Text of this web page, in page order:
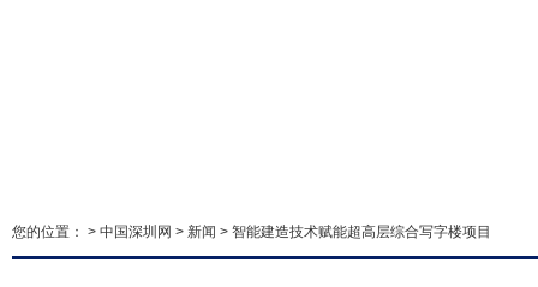
您的位置： > 中国深圳网 > 新闻 > 智能建造技术赋能超高层综合写字楼项目